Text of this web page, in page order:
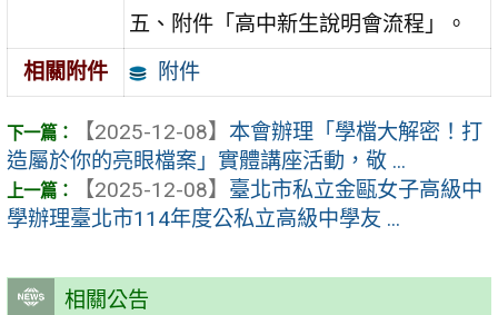
相關公告
五、附件「高中新生說明會流程」。
相關附件
附件
【2025-12-08】 本會辦理「學檔大解密！打
造屬於你的亮眼檔案」實體講座活動，敬 ...
【2025-12-08】 臺北市私立金甌女子高級中
學辦理臺北市114年度公私立高級中學友 ...